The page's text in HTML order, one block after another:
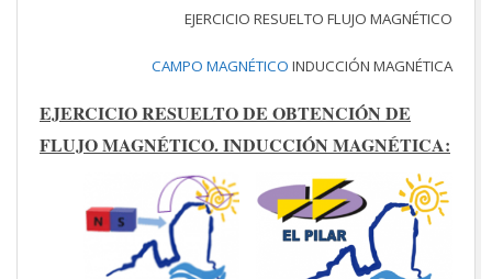
EJERCICIO RESUELTO FLUJO MAGNÉTICO
CAMPO MAGNÉTICO INDUCCIÓN MAGNÉTICA
EJERCICIO RESUELTO DE OBTENCIÓN DE
FLUJO MAGNÉTICO. INDUCCIÓN MAGNÉTICA: